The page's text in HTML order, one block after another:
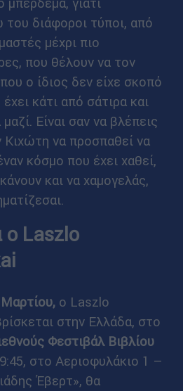
του διάφοροι τύποι, από
μέχρι πιο
που θέλουν να τον
ο ίδιος δεν είχε σκοπό
κάτι από σάτιρα και
Είναι σαν να βλέπεις
να προσπαθεί να
κόσμο που έχει χαθεί,
και να χαμογελάς,
ο Laszlo
ο Laszlo
στην Ελλάδα, στο
Φεστιβάλ Βιβλίου
στο Αεριοφυλάκιο 1 –
Έβερτ», θα